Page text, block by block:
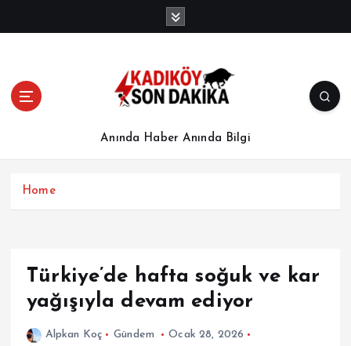
Anında Haber Anında Bilgi
Home
Türkiye’de hafta soğuk ve kar
yağışıyla devam ediyor
Alpkan Koç Gündem
Ocak 28, 2026